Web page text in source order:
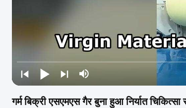
गर्म बिक्री एसएमएस गैर बुना हुआ निर्यात